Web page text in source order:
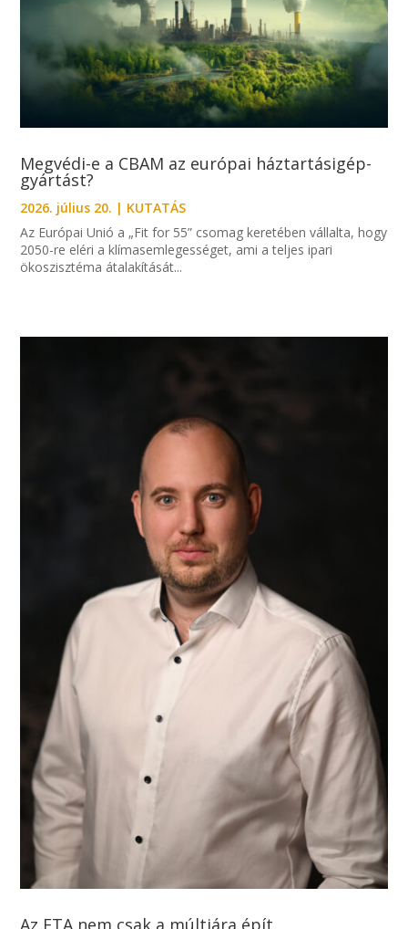
Megvédi-e a CBAM az európai háztartásigép-
gyártást?
2026. július 20. | KUTATÁS
Az Európai Unió a „Fit for 55” csomag keretében vállalta, hogy
2050-re eléri a klímasemlegességet, ami a teljes ipari
ökoszisztéma átalakítását...